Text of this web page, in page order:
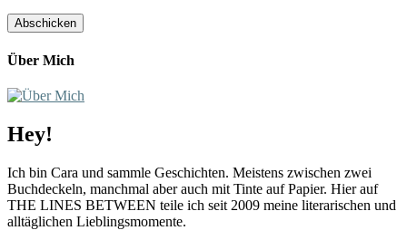
Über Mich
Hey!
Ich bin Cara und sammle Geschichten. Meistens zwischen zwei
Buchdeckeln, manchmal aber auch mit Tinte auf Papier. Hier auf
THE LINES BETWEEN teile ich seit 2009 meine literarischen und
alltäglichen Lieblingsmomente.